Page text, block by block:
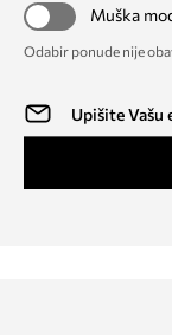
Muška
Odabir ponude nije